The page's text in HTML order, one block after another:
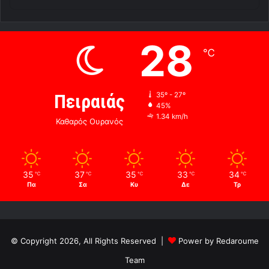
Πειραιάς
Καθαρός Ουρανός
28 ℃
35º - 27º
45%
1.34 km/h
35 ℃
Πα
37 ℃
Σα
35 ℃
Κυ
33 ℃
Δε
34 ℃
Τρ
© Copyright 2026, All Rights Reserved |
Power by Redaroume
Team